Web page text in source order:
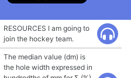
RESOURCES I am going to
join the hockey team.
The median value (dm) is
the hole width expressed in